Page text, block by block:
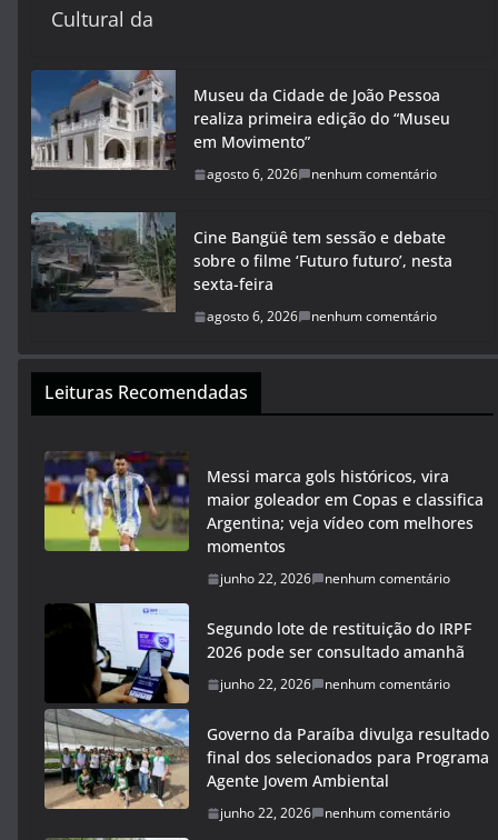
Cultural da
Museu da Cidade de João Pessoa
realiza primeira edição do “Museu
em Movimento”
agosto 6, 2026 nenhum comentário
Cine Bangüê tem sessão e debate
sobre o filme ‘Futuro futuro’, nesta
sexta-feira
agosto 6, 2026 nenhum comentário
Leituras Recomendadas
Messi marca gols históricos, vira
maior goleador em Copas e classifica
Argentina; veja vídeo com melhores
momentos
junho 22, 2026 nenhum comentário
Segundo lote de restituição do IRPF
2026 pode ser consultado amanhã
junho 22, 2026 nenhum comentário
Governo da Paraíba divulga resultado
final dos selecionados para Programa
Agente Jovem Ambiental
junho 22, 2026 nenhum comentário